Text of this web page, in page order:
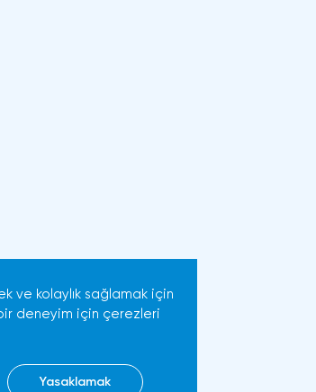
ve kolaylık sağlamak için
deneyim için çerezleri
Yasaklamak